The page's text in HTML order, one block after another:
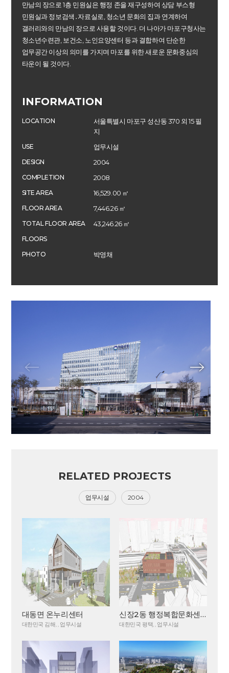
만남의 장으로 1층 민원실은 행정 존을 재구성하여 상담 부스형
민원실과 정보검색․자료실로, 청소년 문화의 집과 연계하여
갤러리와의 만남의 장으로 사용할 것이다. 더 나아가 마포구청사는
청소년수련관, 보건소, 노인요양센터 등과 결합하여 단순한
업무공간 이상의 의미를 가지며 마포를 위한 새로운 문화중심의
타운이 될 것이다.
INFORMATION
LOCATION
서울특별시 마포구 성산동 370 외 15 필
지
USE 업무시설
DESIGN 2004
COMPLETION 2008
SITE AREA 16,529.00 ㎡
FLOOR AREA 7,446.26 ㎡
TOTAL FLOOR AREA 43,246.26 ㎡
FLOORS
PHOTO
박영채
RELATED PROJECTS
업무시설 2004
대동면 온누리센터
대한민국 김해, , 업무시설
신장2동 행정복합문화센터
대한민국 평택, , 업무시설